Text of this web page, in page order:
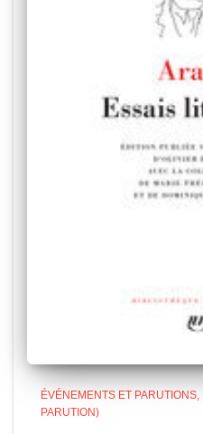
ÉVÉNEMENTS ET PARUTIONS
PARUTION)